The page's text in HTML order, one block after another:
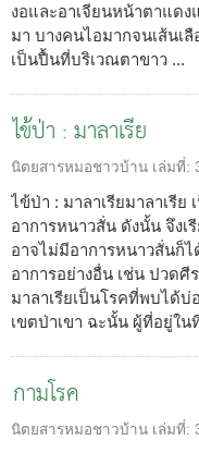
งอและอาเจียนหน้าตาแดง
มา บางคนไอมากจนเส้นเ
เป็นปื้นที่บริเวณตาขาว ...
ไข้ป่า : มาลาเรีย
นิตยสารหมอชาวบ้าน เล่มที่:
ไข้ป่า : มาลาเรียมาลาเรีย
อาการหนาวสั่น ดังนั้น จึงเ
อาจไม่มีอาการหนาวสั่นก็
อาการอย่างอื่น เช่น ปวด
มาลาเรียเป็นโรคที่พบได้
เขตป่าเขา ฉะนั้น ผู้ที่อยู่ใ
กามโรค
นิตยสารหมอชาวบ้าน เล่มที่: